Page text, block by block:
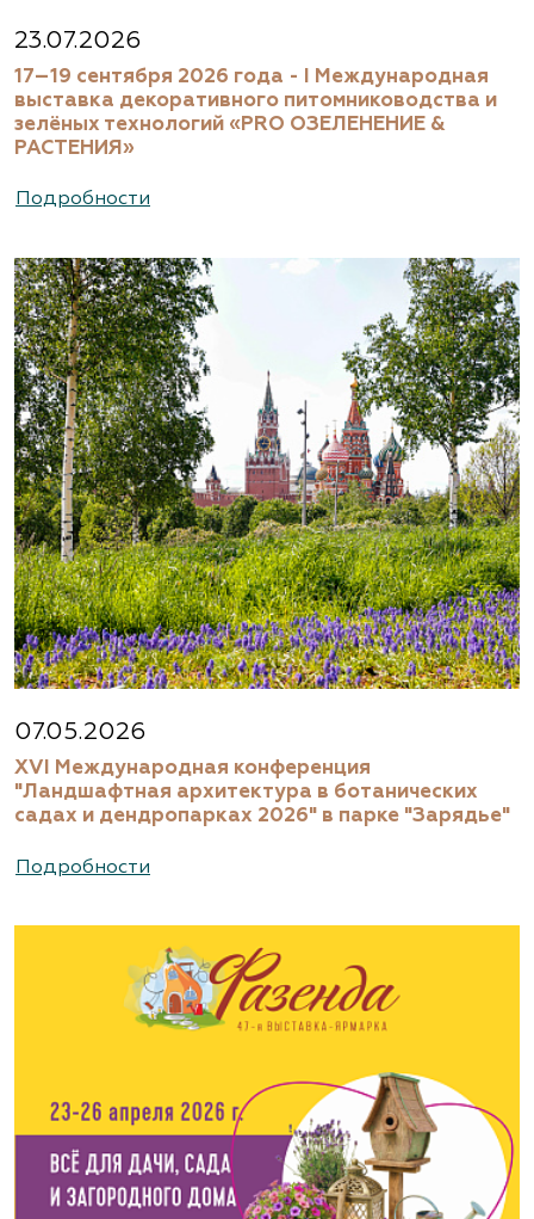
23.07.2026
17–19 сентября 2026 года - I Международная
выставка декоративного питомниководства и
зелёных технологий «PRO ОЗЕЛЕНЕНИЕ &
РАСТЕНИЯ»
Подробности
07.05.2026
XVI Международная конференция
"Ландшафтная архитектура в ботанических
садах и дендропарках 2026" в парке "Зарядье"
Подробности